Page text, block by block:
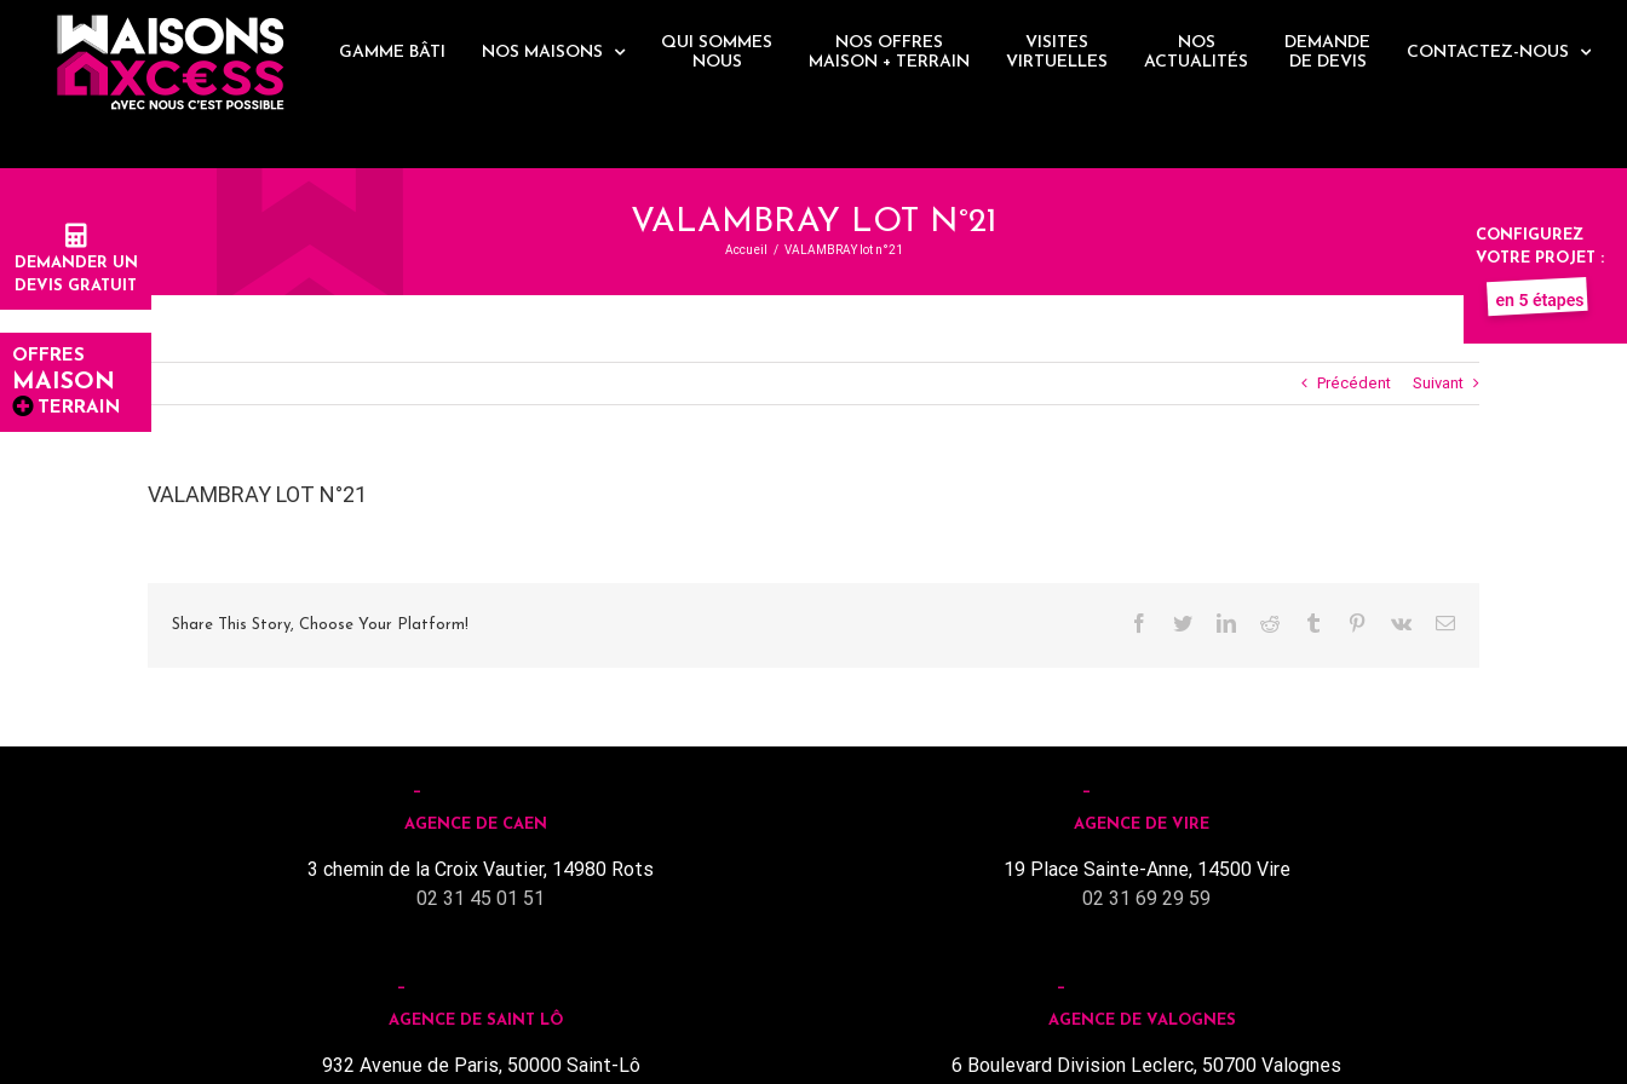
GAMME BÂTI NOS MAISONS
QUI SOMMES
NOUS
NOS OFFRES
MAISON + TERRAIN
VISITES
VIRTUELLES
NOS
ACTUALITÉS
DEMANDE
DE DEVIS
CONTACTEZ-NOUS
DEMANDER UN
DEVIS GRATUIT
OFFRES
MAISON
TERRAIN
CONFIGUREZ
VOTRE PROJET :
VALAMBRAY LOT N°21
Accueil / VALAMBRAY lot n°21
Précédent Suivant
VALAMBRAY LOT N°21
Share This Story, Choose Your Platform! Facebook
TwitterLinkedInReddit Tumblr Pinterest
Vk Email
AGENCE DE CAEN
3 chemin de la Croix Vautier, 14980 Rots
02 31 45 01 51
AGENCE DE VIRE
19 Place Sainte-Anne, 14500 Vire
02 31 69 29 59
AGENCE DE SAINT LÔ
932 Avenue de Paris, 50000 Saint-Lô
AGENCE DE VALOGNES
6 Boulevard Division Leclerc, 50700 Valognes